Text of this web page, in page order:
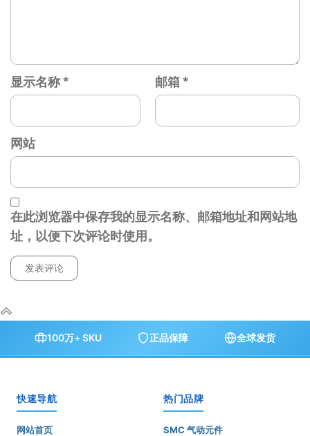
显示名称* 邮箱*
网站
在此浏览器中保存我的显示名称、邮箱地址和网站地
址，以便下次评论时使用。
100万+ SKU 正品保障 全球发货
快速导航
网站首页
热门品牌
SMC 气动元件